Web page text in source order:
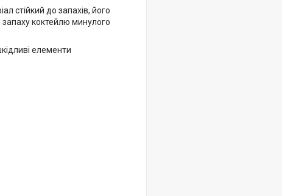
стійкий до запахів, його
запаху коктейлю минулого
елементи